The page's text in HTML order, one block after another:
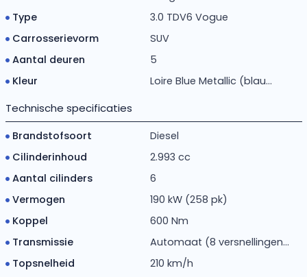
Type
3.0 TDV6 Vogue
Carrosserievorm
SUV
Aantal deuren
5
Kleur
Loire Blue Metallic (blau...
Technische specificaties
Brandstofsoort
Diesel
Cilinderinhoud
2.993 cc
Aantal cilinders
6
Vermogen
190 kW (258 pk)
Koppel
600 Nm
Transmissie
Automaat (8 versnellingen...
Topsnelheid
210 km/h